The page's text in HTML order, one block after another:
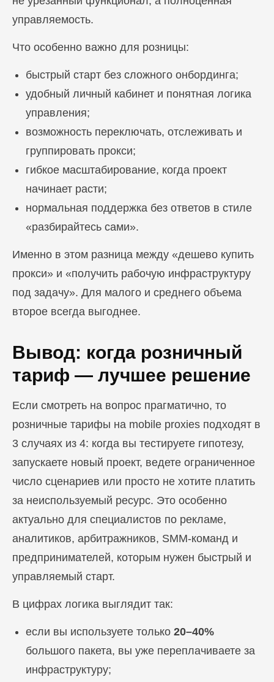
управляемость.
Что особенно важно для розницы:
быстрый старт без сложного онбординга;
удобный личный кабинет и понятная логика
управления;
возможность переключать, отслеживать и
группировать прокси;
гибкое масштабирование, когда проект
начинает расти;
нормальная поддержка без ответов в стиле
«разбирайтесь сами».
Именно в этом разница между «дешево купить
прокси» и «получить рабочую инфраструктуру
под задачу». Для малого и среднего объема
второе всегда выгоднее.
Вывод: когда розничный
тариф — лучшее решение
Если смотреть на вопрос прагматично, то
розничные тарифы на mobile proxies подходят в
3 случаях из 4: когда вы тестируете гипотезу,
запускаете новый проект, ведете ограниченное
число сценариев или просто не хотите платить
за неиспользуемый ресурс. Это особенно
актуально для специалистов по рекламе,
аналитиков, арбитражников, SMM-команд и
предпринимателей, которым нужен быстрый и
управляемый старт.
В цифрах логика выглядит так:
если вы используете только 20–40%
большого пакета, вы уже переплачиваете за
инфраструктуру;
ПЕРЕЙТИ В БЛОГ